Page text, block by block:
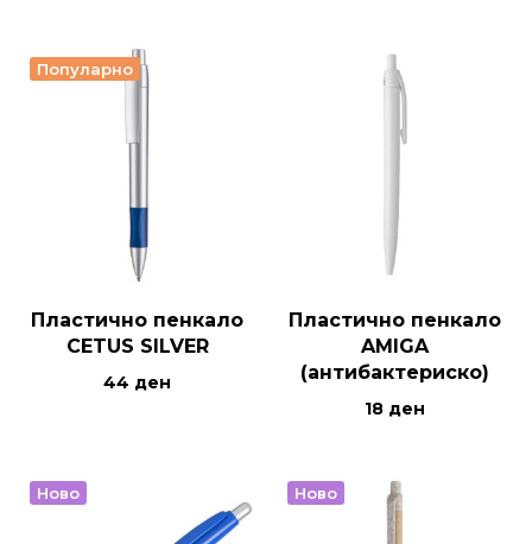
Популарно
Пластично пенкало
CETUS SILVER
44 ден
Пластично пенкало
AMIGA
(антибактериско)
18 ден
Ново Ново